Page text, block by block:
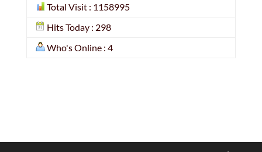
Total Visit : 1158995
Hits Today : 298
Who's Online : 4